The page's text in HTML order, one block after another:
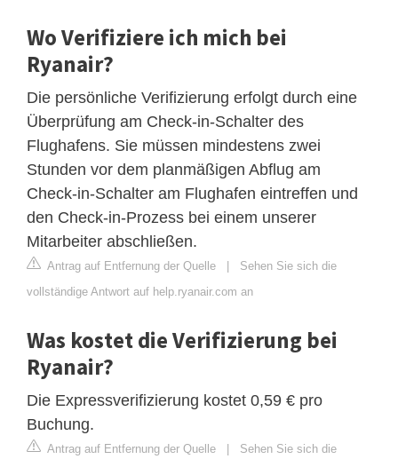
Wo Verifiziere ich mich bei
Ryanair?
Die persönliche Verifizierung erfolgt durch eine
Überprüfung am Check-in-Schalter des
Flughafens. Sie müssen mindestens zwei
Stunden vor dem planmäßigen Abflug am
Check-in-Schalter am Flughafen eintreffen und
den Check-in-Prozess bei einem unserer
Mitarbeiter abschließen.
Antrag auf Entfernung der Quelle | Sehen Sie sich die
vollständige Antwort auf help.ryanair.com an
Was kostet die Verifizierung bei
Ryanair?
Die Expressverifizierung kostet 0,59 € pro
Buchung.
Antrag auf Entfernung der Quelle | Sehen Sie sich die